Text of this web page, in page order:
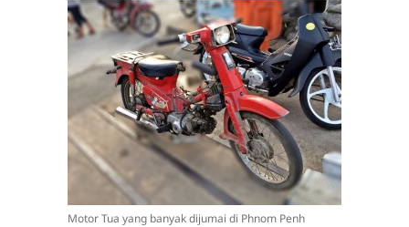
Motor Tua yang banyak dijumai di Phnom Penh